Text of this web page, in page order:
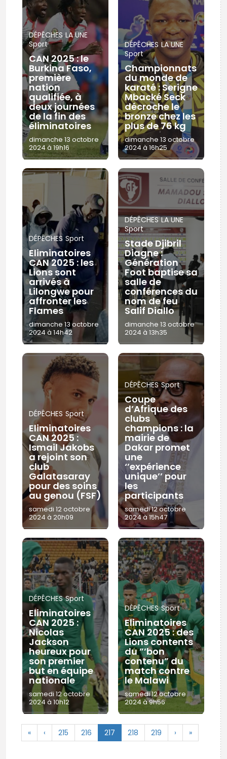
DÉPÊCHES LA UNE
Sport
CAN 2025 : le
Burkina Faso,
première
nation
qualifiée, à
deux journées
de la fin des
éliminatoires
dimanche 13 octobre
2024 à 19h16
DÉPÊCHES LA UNE
Sport
Championnats
du monde de
karaté : Serigne
Mbacké Seck
décroche le
bronze chez les
plus de 76 kg
dimanche 13 octobre
2024 à 16h25
DÉPÊCHES Sport
Eliminatoires
CAN 2025 : les
Lions sont
arrivés à
Lilongwe pour
affronter les
Flames
dimanche 13 octobre
2024 à 14h42
DÉPÊCHES LA UNE
Sport
Stade Djibril
Diagne :
Génération
Foot baptise sa
salle de
conférences du
nom de feu
Salif Diallo
dimanche 13 octobre
2024 à 13h35
DÉPÊCHES Sport
Eliminatoires
CAN 2025 :
Ismail Jakobs
a rejoint son
club
Galatasaray
pour des soins
au genou (FSF)
samedi 12 octobre
2024 à 20h09
DÉPÊCHES Sport
Coupe
d’Afrique des
clubs
champions : la
mairie de
Dakar promet
une
‘’expérience
unique’’ pour
les
participants
samedi 12 octobre
2024 à 15h47
DÉPÊCHES Sport
Eliminatoires
CAN 2025 :
Nicolas
Jackson
heureux pour
son premier
but en équipe
nationale
samedi 12 octobre
2024 à 10h12
DÉPÊCHES Sport
Eliminatoires
CAN 2025 : des
Lions contents
du ”’bon
contenu” du
match contre
le Malawi
samedi 12 octobre
2024 à 9h56
« ‹ 215 216 217 218 219 › »